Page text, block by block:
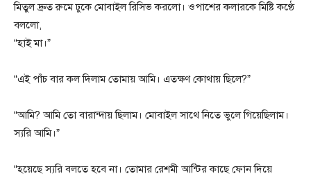
মিতুল দ্রুত রুমে ঢুকে মোবাইল রিসিভ করলো। ওপাশের কলারকে মিষ্টি কণ্ঠে
বললো,
“হাই মা।”
“এই পাঁচ বার কল দিলাম তোমায় আমি। এতক্ষণ কোথায় ছিলে?”
“আমি? আমি তো বারান্দায় ছিলাম। মোবাইল সাথে নিতে ভুলে গিয়েছিলাম।
স্যরি আমি।”
“হয়েছে স্যরি বলতে হবে না। তোমার রেশমী আন্টির কাছে ফোন দিয়ে